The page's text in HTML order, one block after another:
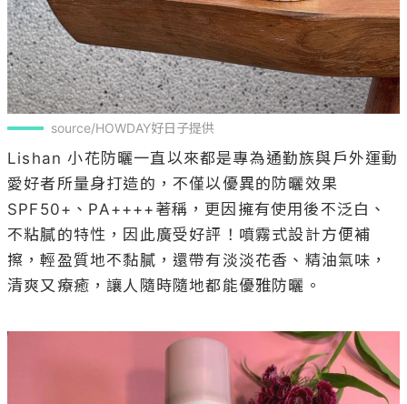
source/HOWDAY好日子提供
Lishan 小花防曬一直以來都是專為通勤族與戶外運動
愛好者所量身打造的，不僅以優異的防曬效果
SPF50+、PA++++著稱，更因擁有使用後不泛白、
不粘膩的特性，因此廣受好評！噴霧式設計方便補
擦，輕盈質地不黏膩，還帶有淡淡花香、精油氣味，
清爽又療癒，讓人隨時隨地都能優雅防曬。